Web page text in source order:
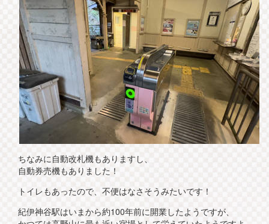
ちなみに自動改札機もありますし、
自動券売機もありました！
トイレもあったので、不便はなさそうみたいです！
紀伊神谷駅はいまから約100年前に開業したようですが、